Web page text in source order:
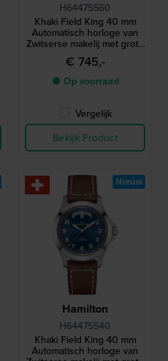
H64475560
Khaki Field King 40 mm
Automatisch horloge van
Zwitserse makelij met grote
dag-datum
€ 745,-
● Op voorraad
Vergelijk
Bekijk Product
Hamilton
H64475540
Khaki Field King 40 mm
Automatisch horloge van
Nieuw